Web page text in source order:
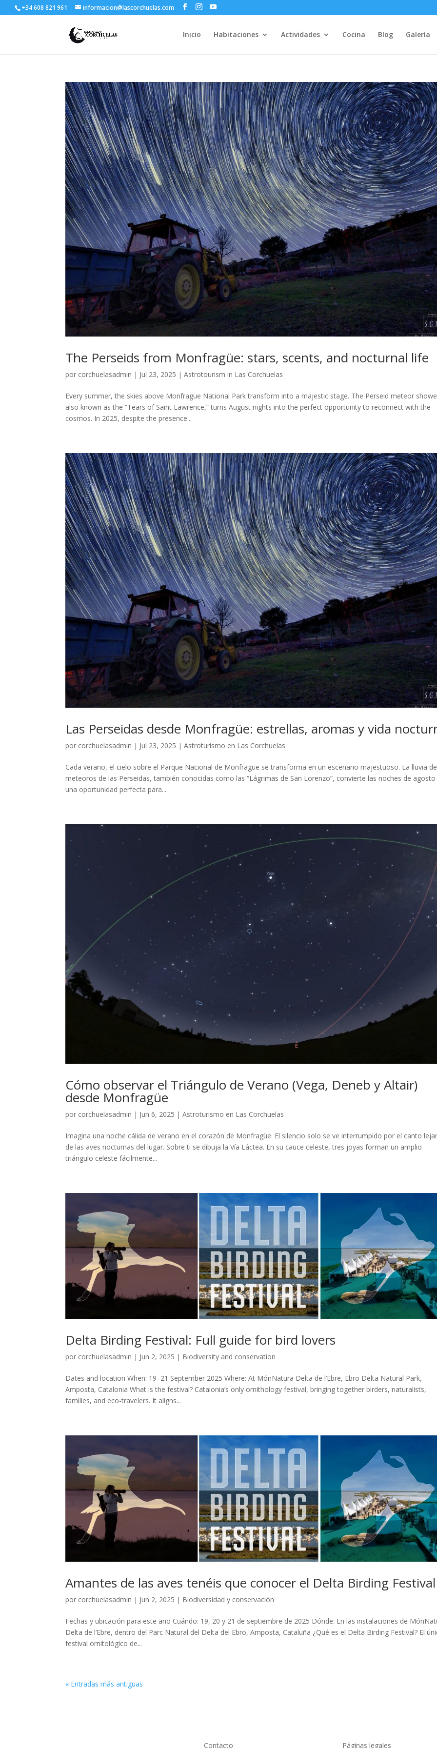
+34 608 821 961 informacion@lascorchuelas.com
Inicio Habitaciones Actividades Cocina Blog Galería
The Perseids from Monfragüe: stars, scents, and nocturnal life
por corchuelasadmin | Jul 23, 2025 |Astrotourism in Las Corchuelas
Every summer, the skies above Monfragüe National Park transform into a majestic stage. The Perseid meteor
also known as the “Tears of Saint Lawrence,” turns August nights into the perfect opportunity to reconnect with the
cosmos. In 2025, despite the presence...
Las Perseidas desde Monfragüe: estrellas, aromas y vida
por corchuelasadmin | Jul 23, 2025 |Astroturismo en Las Corchuelas
Cada verano, el cielo sobre el Parque Nacional de Monfragüe se transforma en un escenario majestuoso. La lluvia de
meteoros de las Perseidas, también conocidas como las “Lágrimas de San Lorenzo”, convierte las noches de
una oportunidad perfecta para...
Cómo observar el Triángulo de Verano (Vega, Deneb y Altair)
desde Monfragüe
por corchuelasadmin | Jun 6, 2025 |Astroturismo en Las Corchuelas
Imagina una noche cálida de verano en el corazón de Monfragüe. El silencio solo se ve interrumpido por el canto
de las aves nocturnas del lugar. Sobre ti se dibuja la Vía Láctea. En su cauce celeste, tres joyas forman un amplio
triángulo celeste fácilmente...
Delta Birding Festival: Full guide for bird lovers
por corchuelasadmin | Jun 2, 2025 | Biodiversity and conservation
Dates and location When: 19–21 September 2025 Where: At MónNatura Delta de l’Ebre, Ebro Delta Natural Park,
Amposta, Catalonia What is the festival? Catalonia’s only ornithology festival, bringing together birders, naturalists,
families, and eco-travelers. It aligns...
Amantes de las aves tenéis que conocer el Delta Birding Festival
por corchuelasadmin | Jun 2, 2025 | Biodiversidad y conservación
Fechas y ubicación para este año Cuándo: 19, 20 y 21 de septiembre de 2025 Dónde: En las instalaciones de
Delta de l’Ebre, dentro del Parc Natural del Delta del Ebro, Amposta, Cataluña ¿Qué es el Delta Birding Festival? El
festival ornitológico de...
« Entradas más antiguas
Contacto Páginas legales